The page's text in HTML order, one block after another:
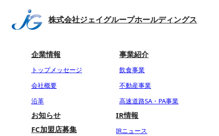
株式会社ジェイグループホールディングス
企業情報
トップメッセージ
会社概要
沿革
事業紹介
飲食事業
不動産事業
高速道路SA・PA事業
お知らせ
FC加盟店募集
IR情報
IRニュース